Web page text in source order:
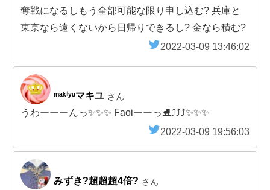
奪戦になるしもう全部可能な限り申し込む? 兵庫と
東京なら遠くないから日帰りできるし? 金なら積む?
2022-03-09 13:46:02
ᵐᵃᵏⁱʸᵘマキユ さん
うわーーーんっ✨✨✨ Faoiーーっ⛸⤴️⤴️⤴️✨✨✨
2022-03-09 19:56:03
みずき?超超超4倍? さん